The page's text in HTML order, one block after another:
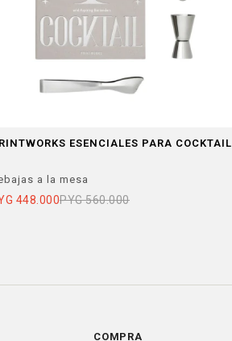
ESENCIALES PARA COCKTAIL
a la mesa
448.000PYG 560.000
COMPRA